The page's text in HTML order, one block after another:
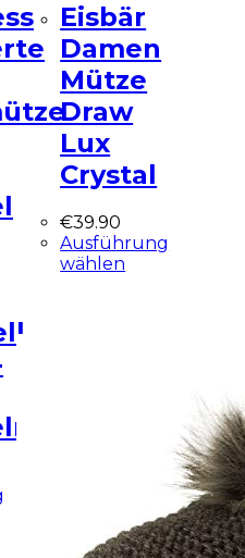
Eisbär
Damen
Mütze
Draw
Lux
Crystal
€39.90
Ausführung
wählen